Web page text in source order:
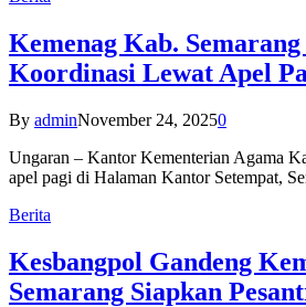
Kemenag Kab.
Koordinasi Lewat Apel
By adminNovember 24, 20250
Ungaran – Kantor Kementerian Agama
apel pagi di Halaman Kantor Setempat,
Berita
Kesbangpol Gandeng
Semarang Siapkan